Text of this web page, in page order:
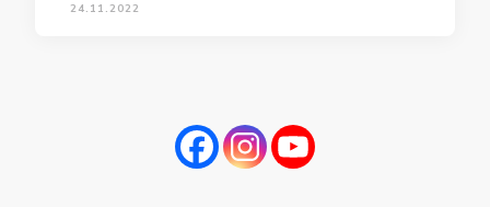
24.11.2022